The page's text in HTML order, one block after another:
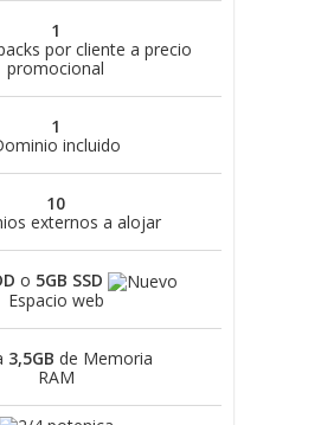
1
por cliente a precio
promocional
1
incluido
10
externos a alojar
o 5GB SSD
Espacio web
3,5GB de Memoria
RAM